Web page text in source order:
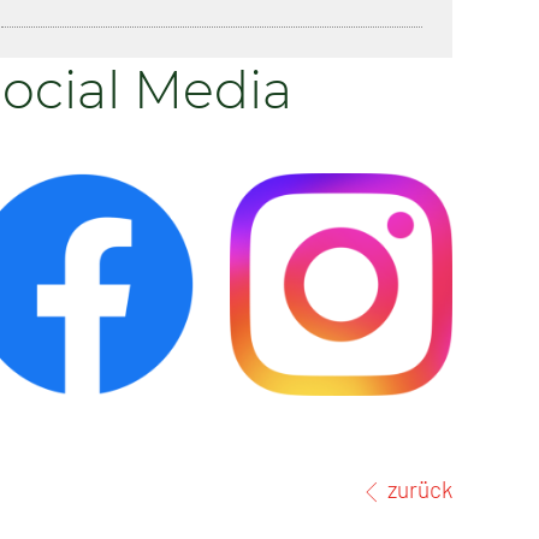
Media
zurück